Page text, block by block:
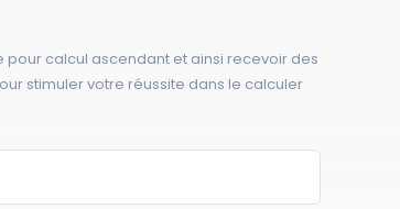
calcul ascendant et ainsi recevoir des
stimuler votre réussite dans le calculer